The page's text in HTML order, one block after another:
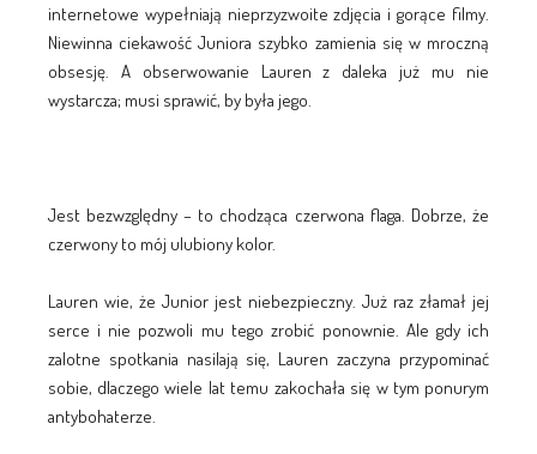
internetowe wypełniają nieprzyzwoite zdjęcia i gorące filmy.
Niewinna ciekawość Juniora szybko zamienia się w mroczną
obsesję. A obserwowanie Lauren z daleka już mu nie
wystarcza; musi sprawić, by była jego.
Jest bezwzględny – to chodząca czerwona flaga. Dobrze, że
czerwony to mój ulubiony kolor.
Lauren wie, że Junior jest niebezpieczny. Już raz złamał jej
serce i nie pozwoli mu tego zrobić ponownie. Ale gdy ich
zalotne spotkania nasilają się, Lauren zaczyna przypominać
sobie, dlaczego wiele lat temu zakochała się w tym ponurym
antybohaterze.